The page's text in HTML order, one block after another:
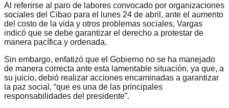
Al referirse al paro de labores convocado por organizaciones
sociales del Cibao para el lunes 24 de abril, ante el aumento
del costo de la vida y otros problemas sociales, Vargas
indicó que se debe garantizar el derecho a protestar de
manera pacífica y ordenada.
Sin embargo, enfatizó que el Gobierno no se ha manejado
de manera correcta ante esta lamentable situación, ya que, a
su juicio, debió realizar acciones encaminadas a garantizar
la paz social, “que es una de las principales
responsabilidades del presidente”.